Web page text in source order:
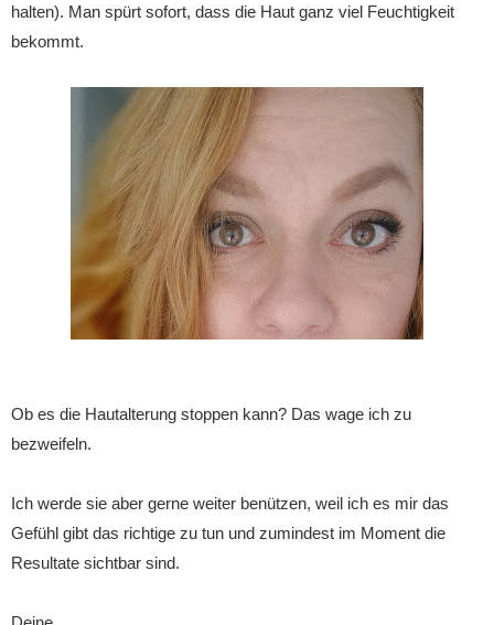
halten). Man spürt sofort, dass die Haut ganz viel Feuchtigkeit
bekommt.
Ob es die Hautalterung stoppen kann? Das wage ich zu
bezweifeln.
Ich werde sie aber gerne weiter benützen, weil ich es mir das
Gefühl gibt das richtige zu tun und zumindest im Moment die
Resultate sichtbar sind.